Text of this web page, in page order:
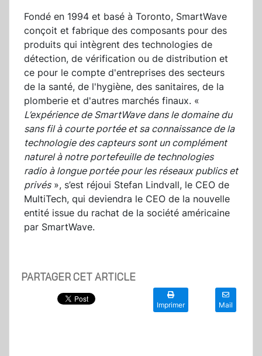
Fondé en 1994 et basé à Toronto, SmartWave
conçoit et fabrique des composants pour des
produits qui intègrent des technologies de
détection, de vérification ou de distribution et
ce pour le compte d'entreprises des secteurs
de la santé, de l'hygiène, des sanitaires, de la
plomberie et d'autres marchés finaux. «
L’expérience de SmartWave dans le domaine du
sans fil à courte portée et sa connaissance de la
technologie des capteurs sont un complément
naturel à notre portefeuille de technologies
radio à longue portée pour les réseaux publics et
privés», s’est réjoui Stefan Lindvall, le CEO de
MultiTech, qui deviendra le CEO de la nouvelle
entité issue du rachat de la société américaine
par SmartWave.
PARTAGER CET ARTICLE
Imprimer Mail